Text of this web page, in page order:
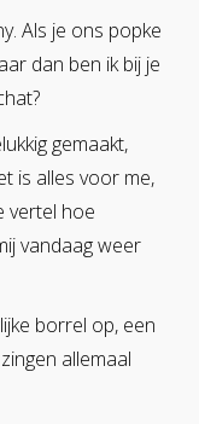
Als je ons popke
dan ben ik bij je
gemaakt,
is alles voor me,
vertel hoe
vandaag weer
borrel op, een
allemaal